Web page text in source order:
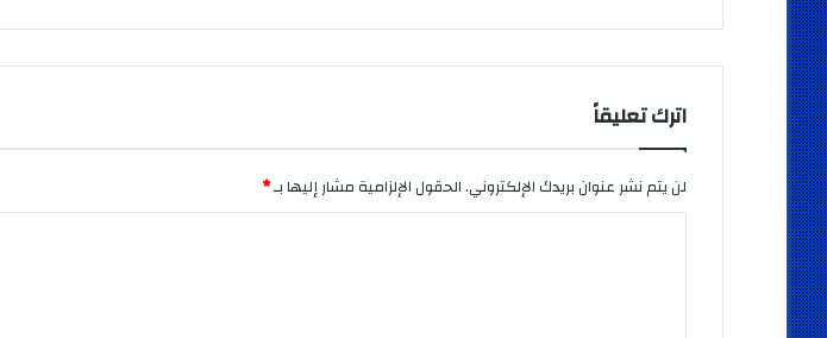
اترك تعليقاً
لن يتم نشر عنوان بريدك الإلكتروني.الحقول الإلزامية مشار إليها بـ*